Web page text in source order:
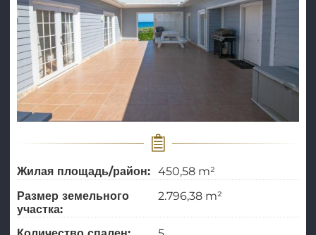
Жилая площадь/район: 450,58 m²
Размер земельного
участка:
2.796,38 m²